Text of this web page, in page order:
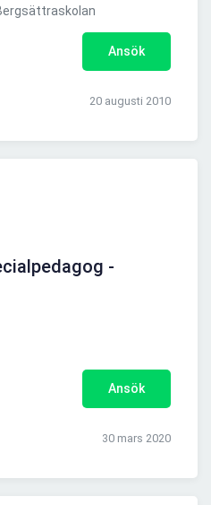
Ansök
20 augusti 2010
-
Ansök
30 mars 2020